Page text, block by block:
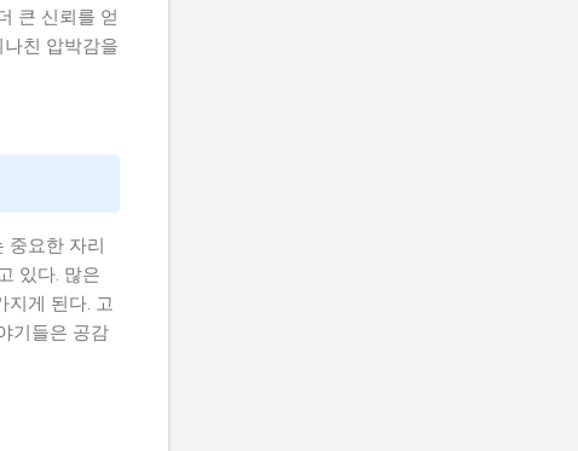
큰 신뢰를 얻
친 압박감을
중요한 자리
있다. 많은
지게 된다. 고
기들은 공감